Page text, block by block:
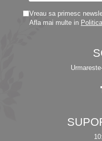
Vreau sa primesc
Afla mai multe in